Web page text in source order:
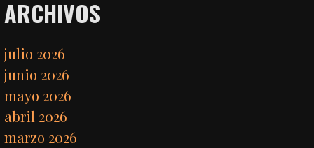
ARCHIVOS
julio 2026
junio 2026
mayo 2026
abril 2026
marzo 2026